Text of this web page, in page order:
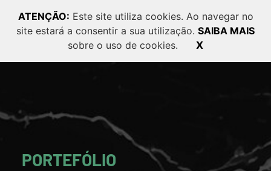
ATENÇÃO: Este site utiliza cookies. Ao navegar no
site estará a consentir a sua utilização. SAIBA MAIS
sobre o uso de cookies.
X
PT EN FR
PORTEFÓLIO